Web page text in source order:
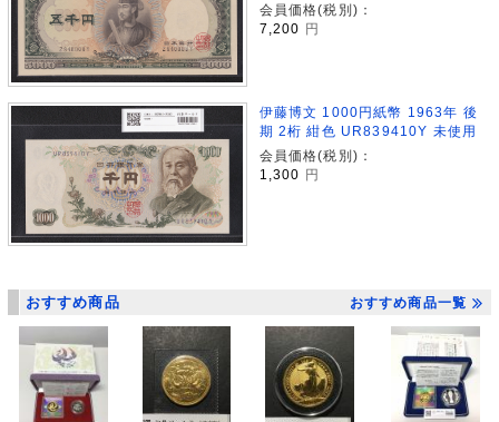
会員価格(税別)：
7,200 円
伊藤博文 1000円紙幣 1963年 後
期 2桁 紺色 UR839410Y 未使用
会員価格(税別)：
1,300 円
おすすめ商品 おすすめ商品一覧